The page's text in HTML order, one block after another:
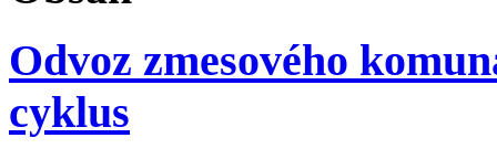
Odvoz zmesového
cyklus